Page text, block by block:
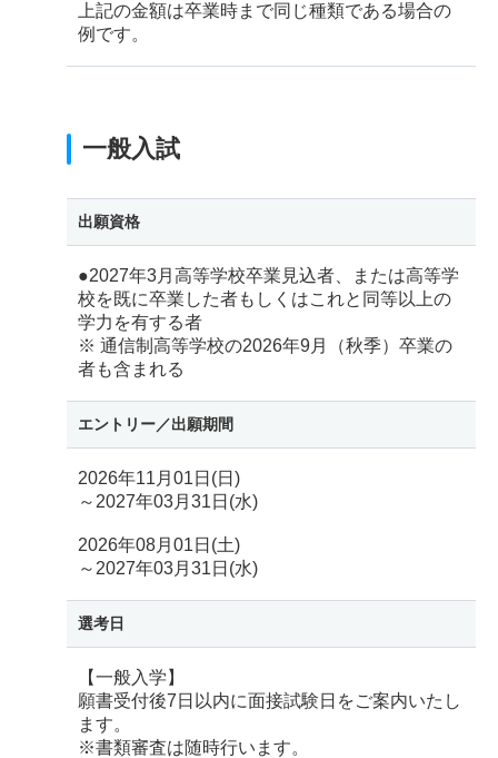
上記の金額は卒業時まで同じ種類である場合の
例です。
一般入試
出願資格
●2027年3月高等学校卒業見込者、または高等学
校を既に卒業した者もしくはこれと同等以上の
学力を有する者
※ 通信制高等学校の2026年9月（秋季）卒業の
者も含まれる
エントリー／出願期間
2026年11月01日(日)
～2027年03月31日(水)
2026年08月01日(土)
～2027年03月31日(水)
選考日
【一般入学】
願書受付後7日以内に面接試験日をご案内いたし
ます。
※書類審査は随時行います。